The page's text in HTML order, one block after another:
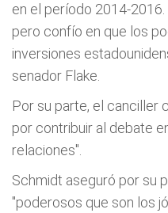
en el período 2014-
pero confío en que los
inversiones
senador Flake.
Por su parte, el canciller
por contribuir al debate
relaciones".
Schmidt aseguró por su
"poderosos que son los